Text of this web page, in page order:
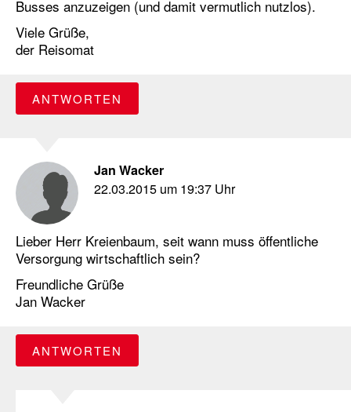
Busses anzuzeigen (und damit vermutlich nutzlos).
Viele Grüße,
der Reisomat
ANTWORTEN
Jan Wacker
22.03.2015 um 19:37 Uhr
Lieber Herr Kreienbaum, seit wann muss öffentliche
Versorgung wirtschaftlich sein?
Freundliche Grüße
Jan Wacker
ANTWORTEN